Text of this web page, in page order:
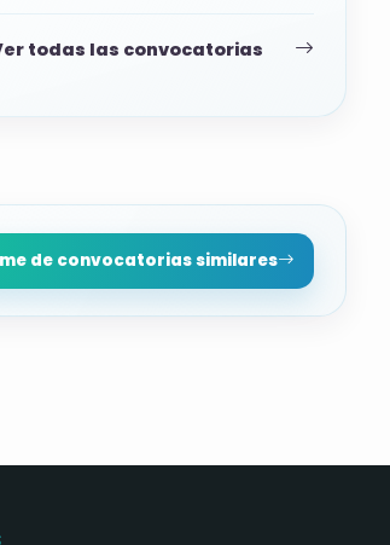
todas las convocatorias
de convocatorias similares